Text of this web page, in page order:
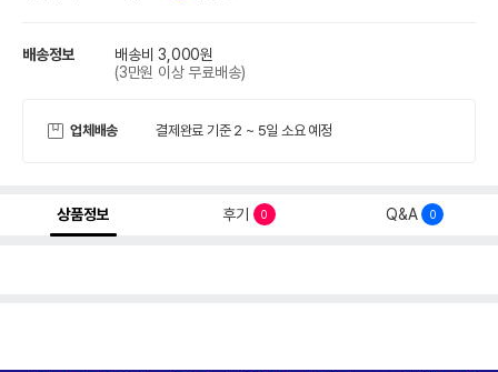
배송정보
배송비 3,000원
(3만원 이상 무료배송)
업체배송 결제완료 기준 2 ~ 5일 소요 예정
상품정보 후기 0 Q&A 0